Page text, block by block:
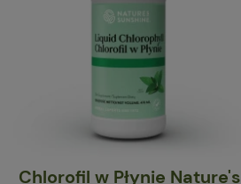
Chlorofil w Płynie Nature's